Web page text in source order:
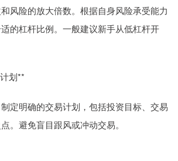
风险的放大倍数。根据自身风险承受能力
的杠杆比例。一般建议新手从低杠杆开
划**
定明确的交易计划，包括投资目标、交易
。避免盲目跟风或冲动交易。